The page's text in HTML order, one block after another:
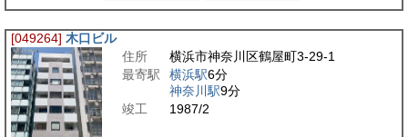
[049264] 木口ビル
住所
横浜市神奈川区鶴屋町3-29-1
最寄駅
横浜駅6分
神奈川駅9分
竣工
1987/2